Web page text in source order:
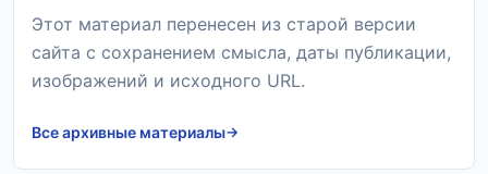
Этот материал перенесен из старой версии
сайта с сохранением смысла, даты публикации,
изображений и исходного URL.
Все архивные материалы